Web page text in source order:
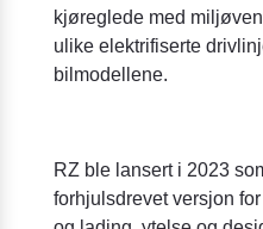
kjøreglede med
ulike elektrifiserte
bilmodellene.
RZ ble lansert i 2023
forhjulsdrevet versjon